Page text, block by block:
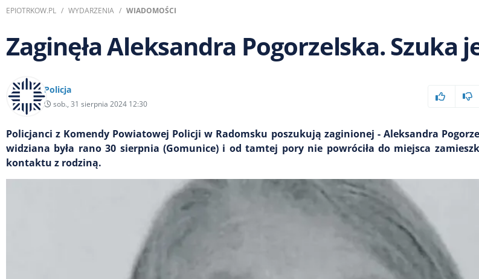
EPIOTRKOW.PL WYDARZENIA WIADOMOŚCI
Zaginęła Aleksandra Pogorzelska. Szuka
Policja
sob., 31 sierpnia 2024 12:30
Policjanci z Komendy Powiatowej Policji w Radomsku poszukują zaginionej - Aleksandra
widziana była rano 30 sierpnia (Gomunice) i od tamtej pory nie powróciła do miejsca
kontaktu z rodziną.